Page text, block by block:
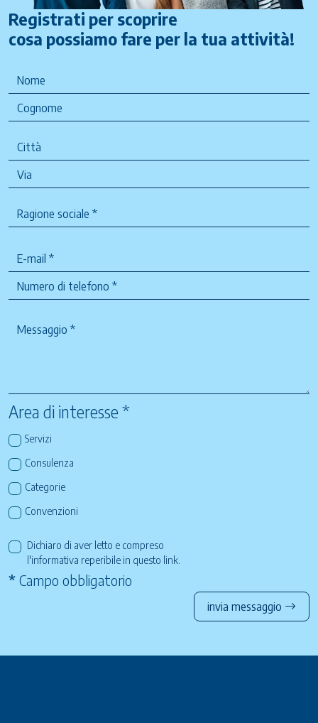
Registrati per scoprire
cosa possiamo fare per la tua attività!
Area di interesse *
Servizi
Consulenza
Categorie
Convenzioni
Dichiaro di aver letto e compreso
l'informativa reperibile in questo link
* Campo obbligatorio
invia messaggio